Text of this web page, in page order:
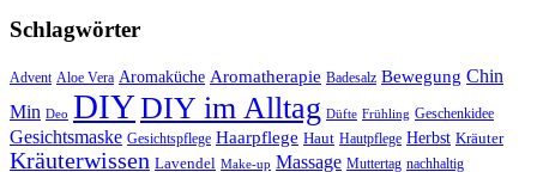
Schlagwörter
Advent Aloe Vera Aromaküche Aromatherapie Badesalz Bewegung Chin
Min Deo DIYDIY im Alltag Düfte Frühling Geschenkidee
Gesichtsmaske Gesichtspflege Haarpflege Haut Hautpflege Herbst Kräuter
Kräuterwissen Lavendel Make-up Massage Muttertag nachhaltig